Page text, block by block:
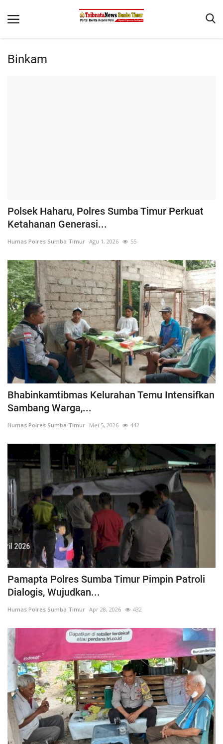
Jurnal Kamtibmas
Binkam
Polsek Haharu, Polres Sumba Timur Perkuat
Ketahanan Generasi...
Humas Polres Sumba Timur Agu 1, 2026 55
Bhabinkamtibmas Kelurahan Temu Intensifkan
Sambang Warga,...
Humas Polres Sumba Timur Mei 5, 2026 442
Pamapta Polres Sumba Timur Pimpin Patroli
Dialogis, Wujudkan...
Humas Polres Sumba Timur Apr 28, 2026 432